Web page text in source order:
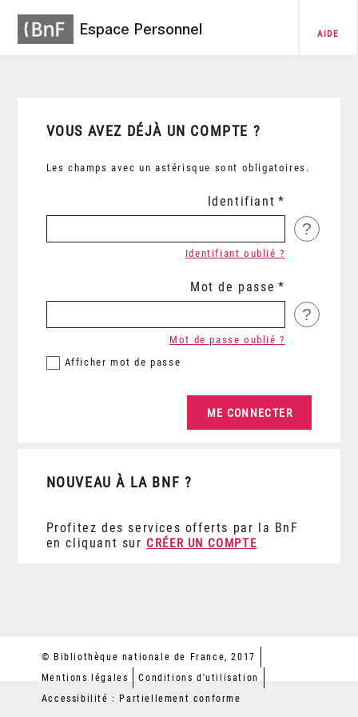
Espace Personnel AIDE
VOUS AVEZ DÉJÀ UN COMPTE ?
Les champs avec un astérisque sont obligatoires.
Identifiant
?
Identifiant oublié ?
Mot de passe
?
Afficher mot de passe
Mot de passe oublié ?
NOUVEAU À LA BNF ?
Profitez des services offerts par la BnF
en cliquant sur CRÉER UN COMPTE
© Bibliothèque nationale de France, 2017
Mentions légales
Conditions d'utilisation
Accessibilité : Partiellement conforme